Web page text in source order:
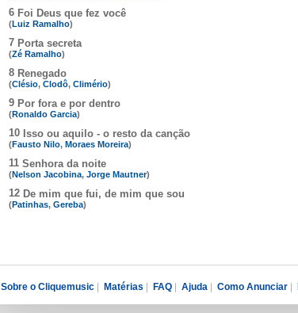
6 Foi Deus que fez você
(Luiz Ramalho)
7 Porta secreta
(Zé Ramalho)
8 Renegado
(Clésio, Clodô, Climério)
9 Por fora e por dentro
(Ronaldo Garcia)
10 Isso ou aquilo - o resto da canção
(Fausto Nilo, Moraes Moreira)
11 Senhora da noite
(Nelson Jacobina, Jorge Mautner)
12 De mim que fui, de mim que sou
(Patinhas, Gereba)
Sobre o Cliquemusic Matérias FAQ Ajuda Como Anunciar